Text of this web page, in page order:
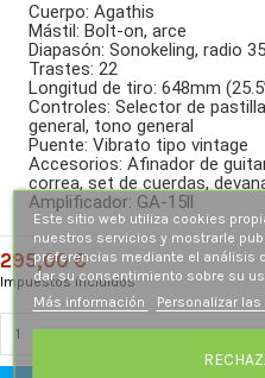
Cuerpo: Agathis
Mástil: Bolt-on, arce
Diapasón: Sonokeling, radio
Trastes: 22
Longitud de tiro: 648mm
Controles: Selector de
general, tono general
Puente: Vibrato tipo vintage
Accesorios: Afinador de
correa, set de cuerdas,
Amplificador: GA-15ll
295,00 €
Impuestos incluidos
Este sitio web utiliza cookies
nuestros servicios y mostrarle
preferencias mediante el análisis
dar su consentimiento sobre su
Más información
Personalizar